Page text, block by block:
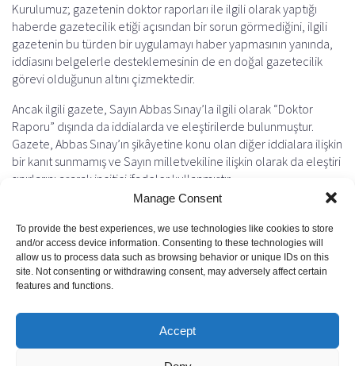
Manage Consent
To provide the best experiences, we use technologies like cookies to store
and/or access device information. Consenting to these technologies will
allow us to process data such as browsing behavior or unique IDs on this
site. Not consenting or withdrawing consent, may adversely affect certain
features and functions.
Accept
Kurulumuz; gazetenin doktor raporları ile ilgili olarak yaptığı
haberde gazetecilik etiği açısından bir sorun görmediğini, ilgili
gazetenin bu türden bir uygulamayı haber yapmasının yanında,
iddiasını belgelerle desteklemesinin de en doğal gazetecilik
görevi olduğunun altını çizmektedir.
Ancak ilgili gazete, Sayın Abbas Sınay’la ilgili olarak “Doktor
Raporu” dışında da iddialarda ve eleştirilerde bulunmuştur.
Gazete, Abbas Sınay’ın şikâyetine konu olan diğer iddialara ilişkin
bir kanıt sunmamış ve Sayın milletvekiline ilişkin olarak da eleştiri
sınırlarını aşarak incitici ifadeler kullanmıştır.
Kurulumuz, ayrıca, suçlanan kişilere “cevap hakkı” kapsamında
savunma imkânı tanımanın doğru bir gazetecilik davranışı
olacağını hatırlatırlatmakta; özellikle haber hazırlığı safhasında
suçlanan kişilerin ifadelerine başvurulmasının önemine dikkat
çekmektedir.